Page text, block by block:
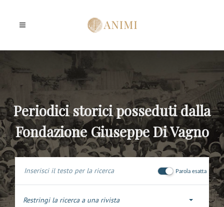
Periodici storici posseduti dalla
Fondazione Giuseppe Di Vagno
Parola esatta
Restringi la ricerca a una rivista